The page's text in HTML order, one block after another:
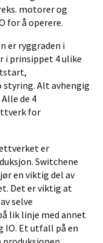
eks. motorerog
for å operere.
er ryggraden i
i prinsippet 4 ulike
Alt avhengig
Alle de 4
for
er
Switchene
en viktig del av
Det er viktig at
selve
lik linje med annet
IO. Et utfall på en